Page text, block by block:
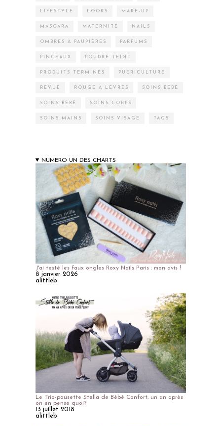
LIFESTYLE LOOKS MAKE-UP
MASCARA MATERNITÉ NAILS
OMBRES À PAUPIÈRES PARFUMS
PINCEAUX POUDRE TEINT
PRODUITS TERMINÉS PUÉRICULTURE
REVUE ROUGE À LÈVRES SOINS BÉBÉ
SOINS BÉBÉ SOINS CORPS
SOINS MAINS SOINS VISAGE TAGS
NUMERO UN DES CHARTS
J'ai testé les faux ongles Roxy Nails Paris : mon avis !
8 janvier 2026
alittleb
Le Trio-pousette Stella de Bébé Confort, un an après
on en pense quoi?
13 juillet 2018
alittleb